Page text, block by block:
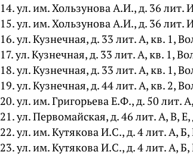
14. ул. им. Хользунова А.И., д. 36 лит.
15. ул. им. Хользунова А.И., д. 36 лит.
16. ул. Кузнечная, д. 33 лит. А, кв. 1,
17. ул. Кузнечная, д. 33 лит. А, кв. 1,
18. ул. Кузнечная, д. 33 лит. А, кв. 1,
19. ул. Кузнечная, д. 44 лит. А, кв. 2,
20. ул. им. Григорьева Е.Ф., д. 50 лит.
21. ул. Первомайская, д. 46 лит. А, В,
22. ул. им. Кутякова И.С., д. 4 лит. А,
23. ул. им. Кутякова И.С., д. 4 лит. А,